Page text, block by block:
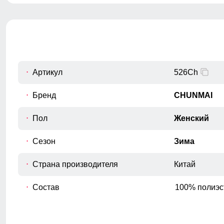
D
От верхней внутренней части бедра
Измеряется по переднему шву, от
шва.
Артикул 526Ch
Бренд CHUNMAI
Пол Женский
Сезон Зима
Страна производителя Китай
Состав 100%